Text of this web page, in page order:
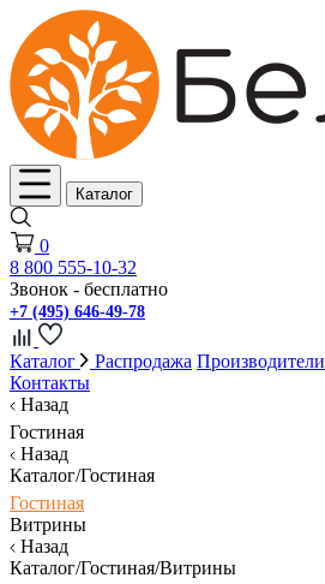
Каталог
0
8 800 555-10-32
Звонок - бесплатно
+7 (495) 646-49-78
Каталог Распродажа Производители
Контакты
Назад
Гостиная
Назад
Каталог/Гостиная
Гостиная
Витрины
Назад
Каталог/Гостиная/Витрины